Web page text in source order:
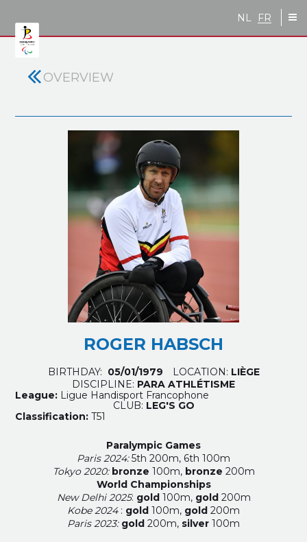
NL FR
OVERVIEW
ROGER HABSCH
BIRTHDAY: 05/01/1979 LOCATION: LIÈGE
DISCIPLINE: PARA ATHLÉTISME
League: Ligue Handisport Francophone
CLUB: LEG'S GO
Classification:T51
Paralympic Games
Paris 2024:5th 200m, 6th 100m
Tokyo 2020: bronze 100m, bronze 200m
World Championships
New Delhi 2025: gold100m, gold200m
Kobe 2024: gold 100m, gold 200m
Paris 2023: gold 200m, silver 100m